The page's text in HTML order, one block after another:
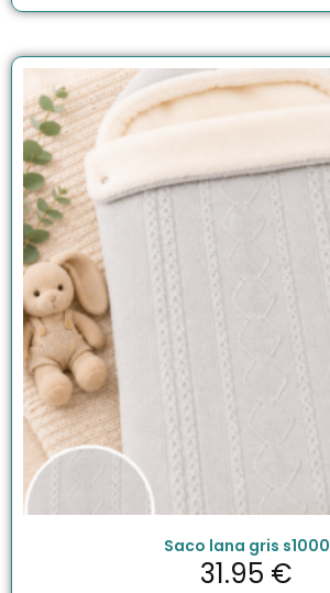
Saco lana gris s1000
31.95 €